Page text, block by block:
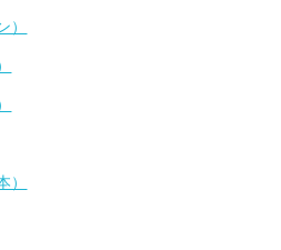
）
）